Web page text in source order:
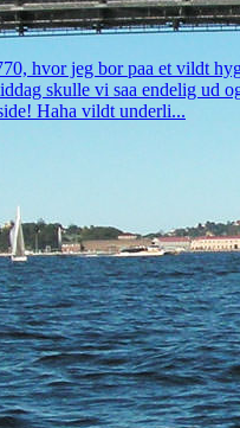
hvor jeg bor paa et vildt
skulle vi saa endelig ud
Haha vildt underli...